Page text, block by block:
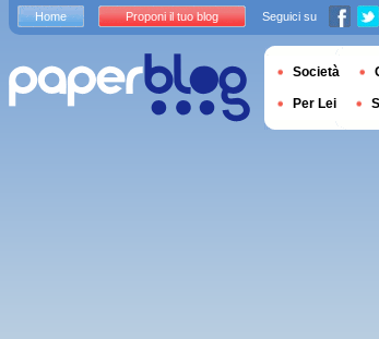
Home Proponi il tuo blog Seguici su
Società
Per Lei